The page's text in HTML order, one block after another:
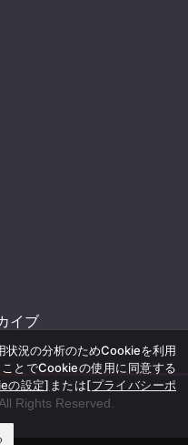
イブ
Rights Reserved.
状況の分析のためCookieを利用
とでCookieの使用に同意する
の設定] または[プライバシーポ